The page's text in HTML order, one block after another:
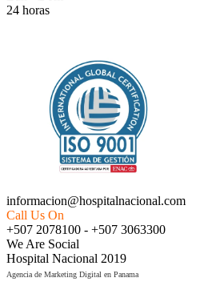
24 horas
informacion@hospitalnacional.com
Call Us On
+507 2078100 - +507 3063300
We Are Social
Hospital Nacional 2019
Agencia de Marketing Digital en Panama